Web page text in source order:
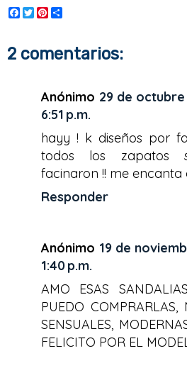
F
a
e
b
T
w
t
t
P
t
e
s
t
r
e
2 comentarios:
Anónimo 29 de octubre
6:51 p.m.
hayy ! k diseños por
todos los zapatos
facinaron !! me encanta
Responder
Anónimo 19 de
1:40 p.m.
AMO ESAS
PUEDO
SENSUALES,
FELICITO POR EL